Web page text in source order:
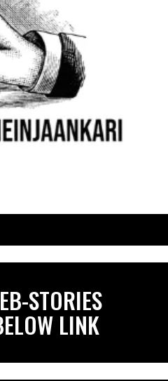
STORIES
LINK